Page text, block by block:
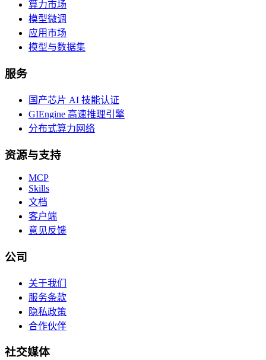
算力市场
模型微调
应用市场
模型与数据集
服务
国产芯片 AI 技能认证
GIEngine 高速推理引擎
分布式算力网络
资源与支持
MCP
Skills
文档
客户端
意见反馈
公司
关于我们
服务条款
隐私政策
合作伙伴
社交媒体